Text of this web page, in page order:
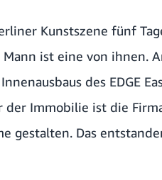
Kunstszene fünf
ist eine von ihnen.
des EDGE
der Immobilie ist die
gestalten. Das